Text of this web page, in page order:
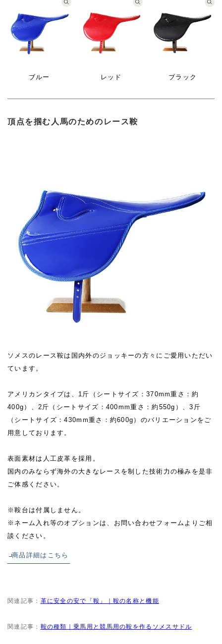
ブルー レッド ブラック
頂点を掴む人馬のためのレース鞍
ソメスのレース鞍は国内外のジョッキーの方々にご愛用いただい
ています。
アメリカンタイプは、1斤（シートサイズ：370mm重さ：約
400g）、2斤（シートサイズ：400mm重さ：約550g）、3斤
（シートサイズ：430mm重さ：約600g）のバリエーションをご
用意しております。
表面素材は人工皮革を採用。
国内のみならず海外の大きなレースを制した技術力の極みを是非
ご体感ください。
※鞍台は付属しません。
※ネーム入れ等のオプションは、お問い合わせフォームよりご相
談ください。
商品詳細はこちら
関連記事： 革に安全の安で「鞍」｜鞍の名称と機能
関連記事： 鞍の種類｜乗馬用と競馬用の鞍を作るソメスサドル